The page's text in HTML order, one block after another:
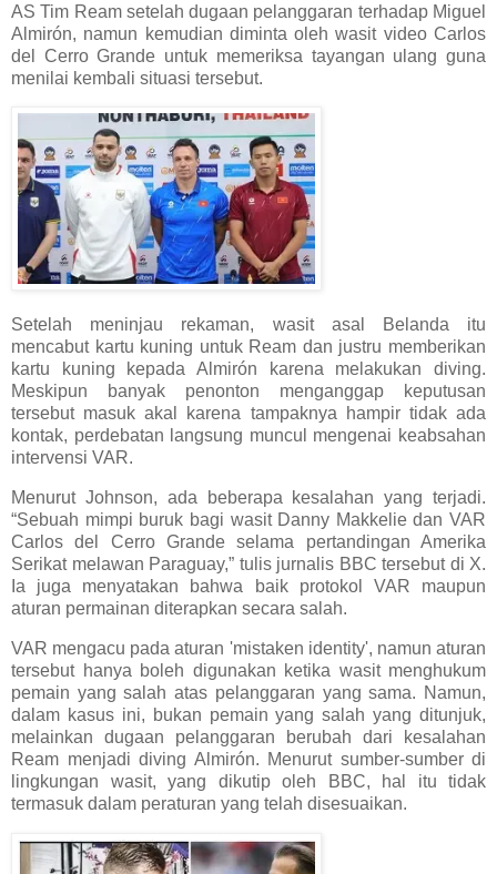
AS Tim Ream setelah dugaan pelanggaran terhadap Miguel
Almirón, namun kemudian diminta oleh wasit video Carlos
del Cerro Grande untuk memeriksa tayangan ulang guna
menilai kembali situasi tersebut.
Setelah meninjau rekaman, wasit asal Belanda itu
mencabut kartu kuning untuk Ream dan justru memberikan
kartu kuning kepada Almirón karena melakukan diving.
Meskipun banyak penonton menganggap keputusan
tersebut masuk akal karena tampaknya hampir tidak ada
kontak, perdebatan langsung muncul mengenai keabsahan
intervensi VAR.
Menurut Johnson, ada beberapa kesalahan yang terjadi.
“Sebuah mimpi buruk bagi wasit Danny Makkelie dan VAR
Carlos del Cerro Grande selama pertandingan Amerika
Serikat melawan Paraguay,” tulis jurnalis BBC tersebut di X.
Ia juga menyatakan bahwa baik protokol VAR maupun
aturan permainan diterapkan secara salah.
VAR mengacu pada aturan 'mistaken identity', namun aturan
tersebut hanya boleh digunakan ketika wasit menghukum
pemain yang salah atas pelanggaran yang sama. Namun,
dalam kasus ini, bukan pemain yang salah yang ditunjuk,
melainkan dugaan pelanggaran berubah dari kesalahan
Ream menjadi diving Almirón. Menurut sumber-sumber di
lingkungan wasit, yang dikutip oleh BBC, hal itu tidak
termasuk dalam peraturan yang telah disesuaikan.